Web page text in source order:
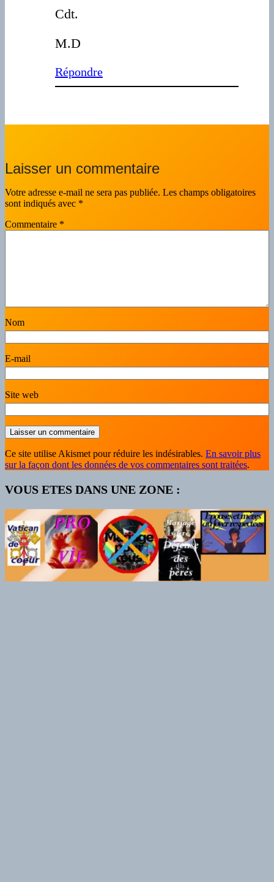
Cdt.
M.D
Répondre
Laisser un commentaire
Votre adresse e-mail ne sera pas publiée. Les champs obligatoires
sont indiqués avec *
Commentaire *
Nom
E-mail
Site web
Ce site utilise Akismet pour réduire les indésirables. En savoir plus
sur la façon dont les données de vos commentaires sont traitées.
VOUS ETES DANS UNE ZONE :